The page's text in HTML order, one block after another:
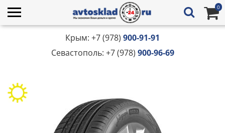
0
Крым: +7 (978) 900-91-91
Севастополь: +7 (978) 900-96-69